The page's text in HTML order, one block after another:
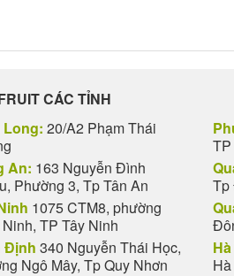
CÁC TỈNH
20/A2 Phạm Thái
An: 163 Nguyễn Đình
Phường 3, Tp Tân An
1075 CTM8, phường
TP Tây Ninh
Định 340 Nguyễn Thái Học,
Ngô Mây, Tp Quy Nhơn
Tp